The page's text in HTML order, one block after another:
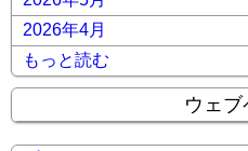
2026年4月
もっと読む
ウェブ